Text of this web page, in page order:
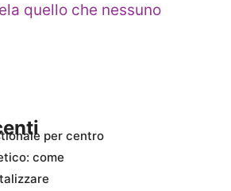
quello che nessuno
per centro
come